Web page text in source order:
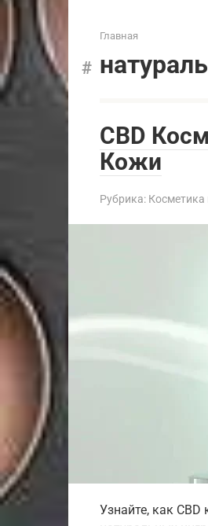
Главная
CBD
Кожи
Рубрика:
Узнайте, как